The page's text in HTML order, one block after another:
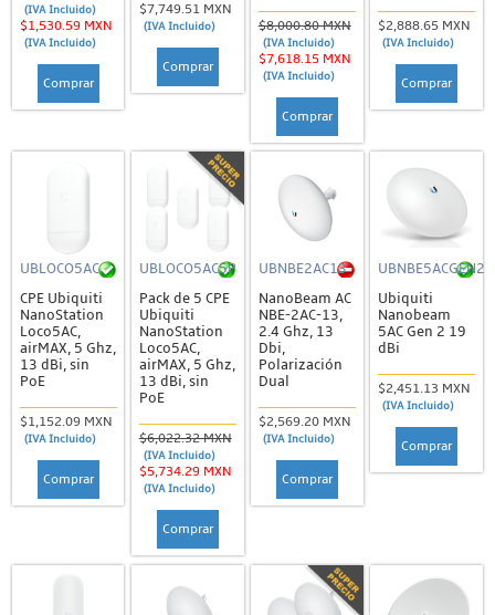
(IVA Incluido)
$1,530.59 MXN
(IVA Incluido)
Comprar
$7,749.51 MXN
(IVA Incluido)
Comprar
$8,000.80 MXN
(IVA Incluido)
$7,618.15 MXN
(IVA Incluido)
Comprar
$2,888.65 MXN
(IVA Incluido)
Comprar
UBLOCO5AC
CPE Ubiquiti
NanoStation
Loco5AC,
airMAX, 5 Ghz,
13 dBi, sin
PoE
$1,152.09 MXN
(IVA Incluido)
Comprar
UBLOCO5AC5P
Pack de 5 CPE
Ubiquiti
NanoStation
Loco5AC,
airMAX, 5 Ghz,
13 dBi, sin
PoE
$6,022.32 MXN
(IVA Incluido)
$5,734.29 MXN
(IVA Incluido)
Comprar
UBNBE2AC13
NanoBeam AC
NBE-2AC-13,
2.4 Ghz, 13
Dbi,
Polarización
Dual
$2,569.20 MXN
(IVA Incluido)
Comprar
UBNBE5ACGEN2
Ubiquiti
Nanobeam
5AC Gen 2 19
dBi
$2,451.13 MXN
(IVA Incluido)
Comprar